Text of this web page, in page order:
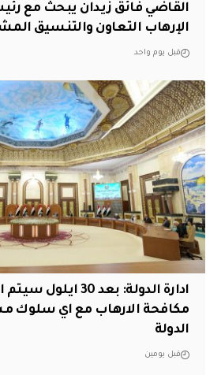
القاضي فائق زيدان يبحث مع
الإرهاب التعاون والتنسيق
قبل يوم واحد
ادارة الدولة: بعد 30
مكافحة الارهاب مع اي سلوك
الدولة
قبل يومين